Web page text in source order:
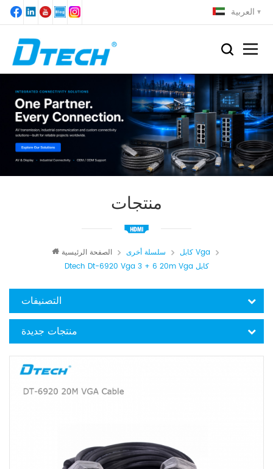
العربية
منتجات
الصفحة الرئيسية سلسلة أخرى
كابل Vga
Dtech Dt-6920 Vga 3 + 6 20m Vga كابل
التصنيفات
منتجات جديدة